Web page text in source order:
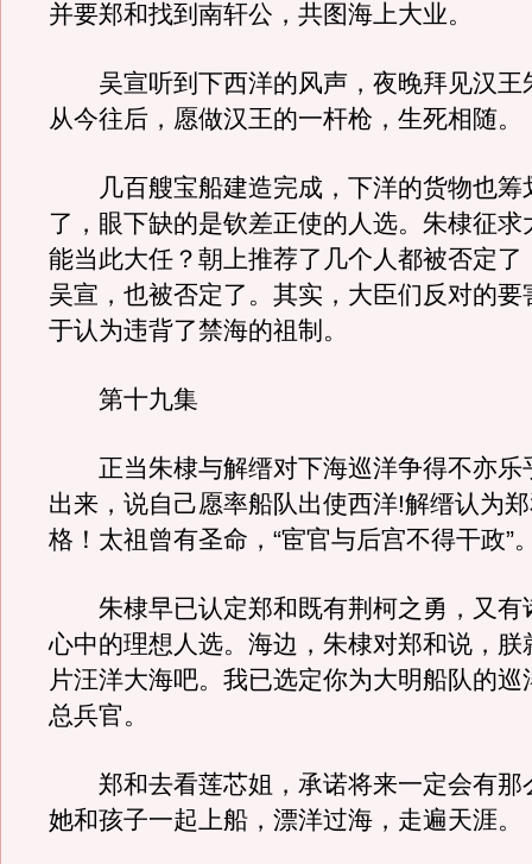
并要郑和找到南轩公，共图海上大业。
吴宣听到下西洋的风声，夜晚拜见汉王
从今往后，愿做汉王的一杆枪，生死相随。
几百艘宝船建造完成，下洋的货物也筹
了，眼下缺的是钦差正使的人选。朱棣征求
能当此大任？朝上推荐了几个人都被否定了
吴宣，也被否定了。其实，大臣们反对的要
于认为违背了禁海的祖制。
第十九集
正当朱棣与解缙对下海巡洋争得不亦乐
出来，说自己愿率船队出使西洋!解缙认为
格！太祖曾有圣命，“宦官与后宫不得干政”
朱棣早已认定郑和既有荆柯之勇，又有
心中的理想人选。海边，朱棣对郑和说，朕
片汪洋大海吧。我已选定你为大明船队的巡
总兵官。
郑和去看莲芯姐，承诺将来一定会有那
她和孩子一起上船，漂洋过海，走遍天涯。